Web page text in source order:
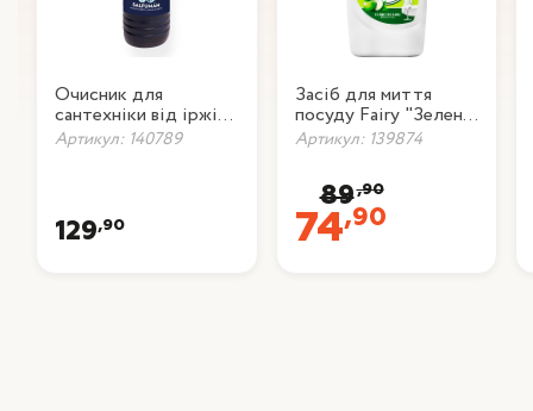
Очисник для
сантехніки від іржі
та нальоту Lavandera
Salfuman, 1 л
Артикул: 140789
129,90
Засіб для миття
посуду Fairy "Зелене
Яблуко", 450 мл
Артикул: 139874
74,90
89,90